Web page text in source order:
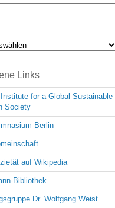
Links
for a Global Sustainable
Society
Berlin
auf Wikipedia
Bibliothek
Dr. Wolfgang Weist